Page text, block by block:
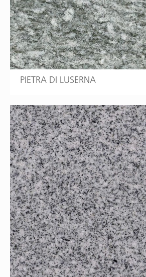
PIETRA DI LUSERNA